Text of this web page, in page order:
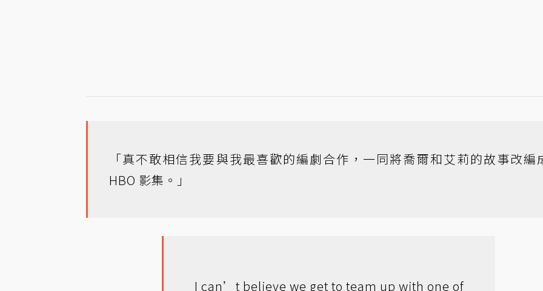
「真不敢相信我要與我最喜歡的編劇合作，一同將喬爾和艾莉的故事改編
HBO 影集。」
I can’t believe we get to team up with one of